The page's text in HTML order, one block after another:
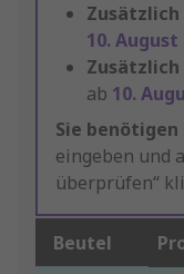
Zusätzlich
10. August
Zusätzlich
ab 10.
Sie benötigen
eingeben und
überprüfen“
Beutel